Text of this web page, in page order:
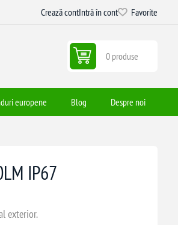
Crează contIntră în cont Favorite
0 produse
europene Blog Despre noi
IP67
exterior.